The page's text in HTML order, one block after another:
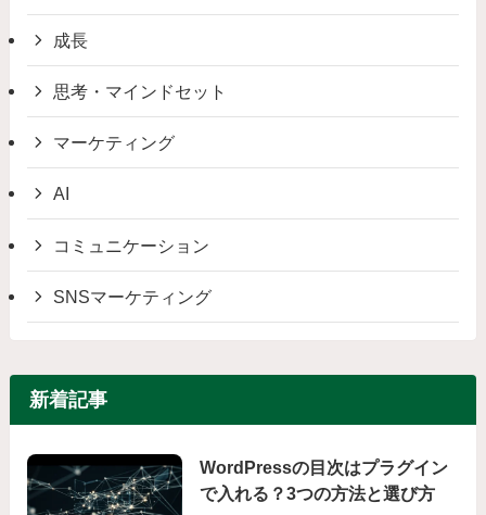
成長
思考・マインドセット
マーケティング
AI
コミュニケーション
SNSマーケティング
新着記事
WordPressの目次はプラグイン
で入れる？3つの方法と選び方